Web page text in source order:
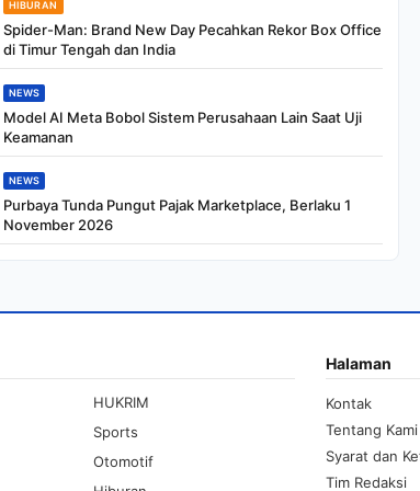
HIBURAN
Spider-Man: Brand New Day Pecahkan Rekor Box Office
di Timur Tengah dan India
NEWS
Model AI Meta Bobol Sistem Perusahaan Lain Saat Uji
Keamanan
NEWS
Purbaya Tunda Pungut Pajak Marketplace, Berlaku 1
November 2026
HUKRIM
Sports
Otomotif
Halaman
Kontak
Tentang Kami
Syarat dan
Tim Redaksi